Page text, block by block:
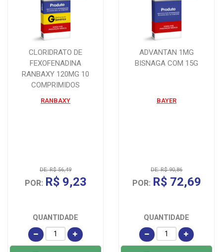
CLORIDRATO DE
FEXOFENADINA
RANBAXY 120MG 10
COMPRIMIDOS
RANBAXY
DE: R$ 56,49
POR: R$ 9,23
QUANTIDADE
ADVANTAN 1MG
BISNAGA COM 15G
BAYER
DE: R$ 90,86
POR: R$ 72,69
QUANTIDADE